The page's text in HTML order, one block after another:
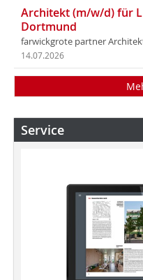
Architekt (m/w/d) für
Dortmund
farwickgrote partner
14.07.2026
Service